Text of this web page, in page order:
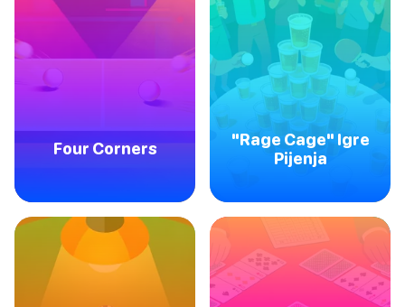
Four Corners
"Rage Cage" Igre
Pijenja